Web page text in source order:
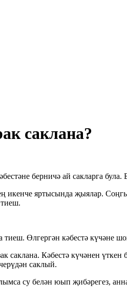
саклана?
берничә ай сакларга була.
икенче яртысында җыялар.
тиеш.
тиеш. Өлгергән кәбестә күчәне
саклана. Кәбестә күчәнен
саклый.
су белән юып җибәрегез,